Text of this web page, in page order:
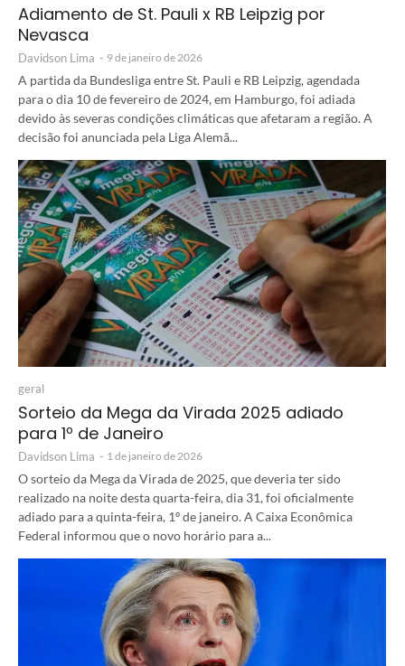
Adiamento de St. Pauli x RB Leipzig por
Nevasca
Davidson Lima - 9 de janeiro de 2026
A partida da Bundesliga entre St. Pauli e RB Leipzig, agendada
para o dia 10 de fevereiro de 2024, em Hamburgo, foi adiada
devido às severas condições climáticas que afetaram a região. A
decisão foi anunciada pela Liga Alemã...
geral
Sorteio da Mega da Virada 2025 adiado
para 1º de Janeiro
Davidson Lima - 1 de janeiro de 2026
O sorteio da Mega da Virada de 2025, que deveria ter sido
realizado na noite desta quarta-feira, dia 31, foi oficialmente
adiado para a quinta-feira, 1º de janeiro. A Caixa Econômica
Federal informou que o novo horário para a...